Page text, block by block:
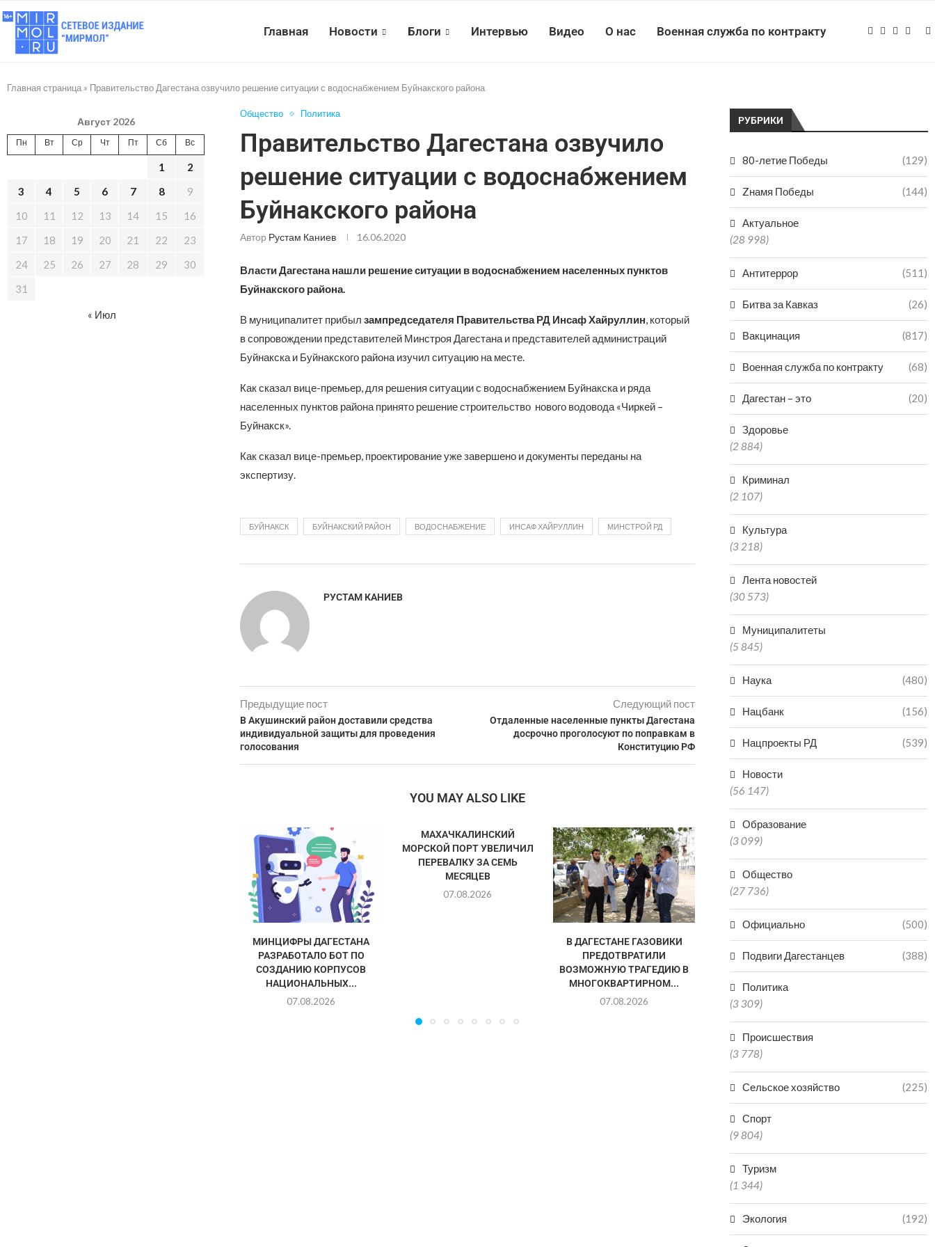
Главная Новости Блоги Интервью Видео О нас Военная служба по контракту
Главная страница » Правительство Дагестана озвучило решение ситуации с водоснабжением Буйнакского района
Общество Политика
Правительство Дагестана озвучило
решение ситуации с водоснабжением
Буйнакского района
Автор Рустам Каниев 16.06.2020
Власти Дагестана нашли решение ситуации в водоснабжением населенных пунктов
Буйнакского района.
В муниципалитет прибыл зампредседателя Правительства РД Инсаф Хайруллин, который
в сопровождении представителей Минстроя Дагестана и представителей администраций
Буйнакска и Буйнакского района изучил ситуацию на месте.
Как сказал вице-премьер, для решения ситуации с водоснабжением Буйнакска и ряда
населенных пунктов района принято решение строительство нового водовода «Чиркей –
Буйнакск».
Как сказал вице-премьер, проектирование уже завершено и документы переданы на
экспертизу.
БУЙНАКСК БУЙНАКСКИЙ РАЙОН ВОДОСНАБЖЕНИЕ ИНСАФ ХАЙРУЛЛИН МИНСТРОЙ РД
РУСТАМ КАНИЕВ
Предыдущие пост
В Акушинский район доставили средства
индивидуальной защиты для проведения
голосования
Следующий пост
Отдаленные населенные пункты Дагестана
досрочно проголосуют по поправкам в
Конституцию РФ
YOU MAY ALSO LIKE
МИНЦИФРЫ ДАГЕСТАНА
РАЗРАБОТАЛО БОТ ПО
СОЗДАНИЮ КОРПУСОВ
НАЦИОНАЛЬНЫХ...
07.08.2026
МАХАЧКАЛИНСКИЙ
МОРСКОЙ ПОРТ УВЕЛИЧИЛ
ПЕРЕВАЛКУ ЗА СЕМЬ
МЕСЯЦЕВ
07.08.2026
В ДАГЕСТАНЕ ГАЗОВИКИ
ПРЕДОТВРАТИЛИ
ВОЗМОЖНУЮ ТРАГЕДИЮ В
МНОГОКВАРТИРНОМ...
07.08.2026
В «КОМАНДУ ДАГЕСТАНА»
ПОДАЛИ ЗАЯВКИ НА УЧАСТИЕ
3500...
07.08.2026
ДАГЕСТАН
РУБРИКИ
80-летие Победы (129)
Zнамя Победы (144)
Актуальное
(28 998)
Антитеррор (511)
Битва за Кавказ (26)
Вакцинация (817)
Военная служба по контракту (68)
Дагестан – это (20)
Здоровье
(2 884)
Криминал
(2 107)
Культура
(3 218)
Лента новостей
(30 573)
Муниципалитеты
(5 845)
Наука (480)
Нацбанк (156)
Нацпроекты РД (539)
Новости
(56 147)
Образование
(3 099)
Общество
(27 736)
Официально (500)
Подвиги Дагестанцев (388)
Политика
(3 309)
Происшествия
(3 778)
Сельское хозяйство (225)
Спорт
(9 804)
Туризм
(1 344)
Экология (192)
Август 2026
Пн Вт Ср Чт Пт Сб Вс
1
2
3
4 5 6 7 8
9
10
11 12 13 14 15
16
17
18 19 20 21 22
23
24
25 26 27 28 29
30
31
« Июл